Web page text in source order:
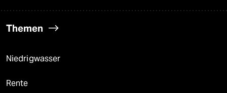
Themen
Niedrigwasser
Rente